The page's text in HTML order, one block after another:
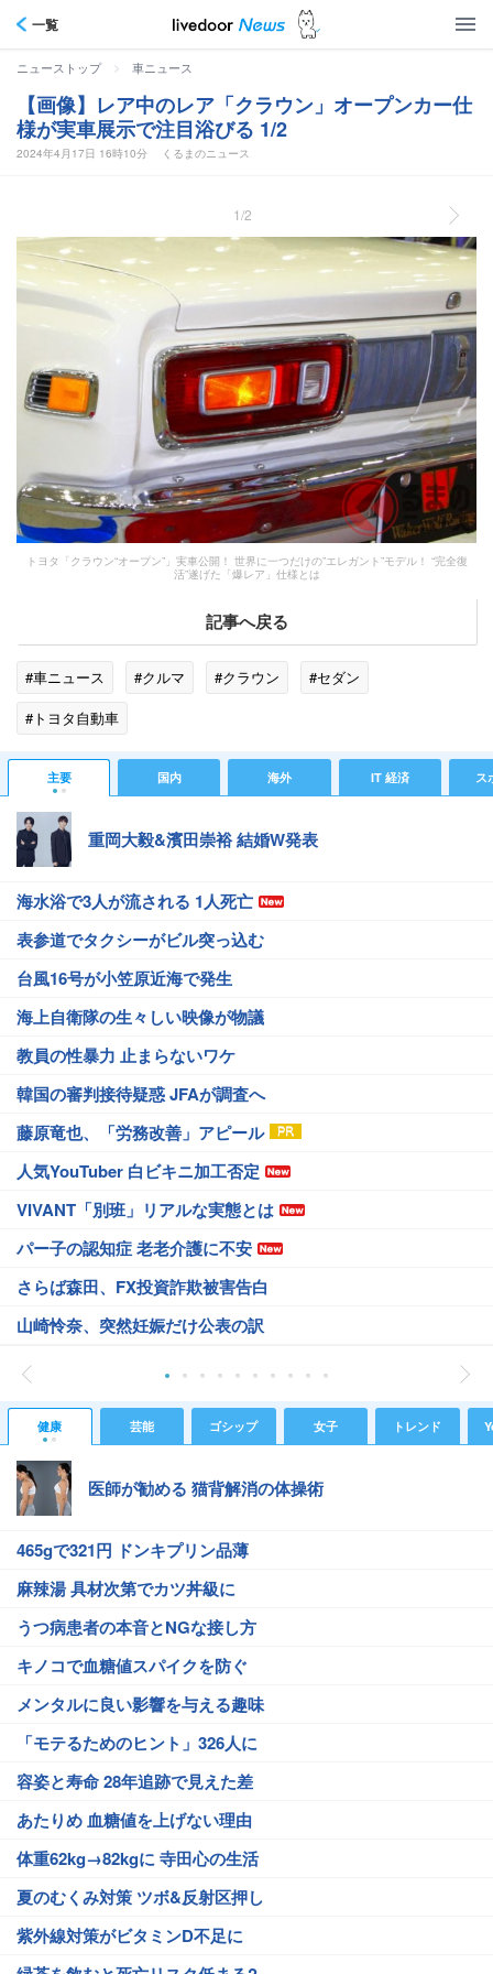
一覧
ニューストップ > 車ニュース
【画像】レア中のレア「クラウン」オープンカー仕
様が実車展示で注目浴びる 1/2
2024年4月17日 16時10分 くるまのニュース
1/2
トヨタ「クラウン“オープン”」実車公開！ 世界に一つだけの”エレガント”モデル！ “完全復
活”遂げた「爆レア」仕様とは
記事へ戻る
#車ニュース #クルマ #クラウン
#セダン
#トヨタ自動車
主要 国内 海外 IT 経済 ス
重岡大毅&濱田崇裕 結婚W発表
海水浴で3人が流される 1人死亡
表参道でタクシーがビル突っ込む
台風16号が小笠原近海で発生
海上自衛隊の生々しい映像が物議
教員の性暴力 止まらないワケ
韓国の審判接待疑惑 JFAが調査へ
藤原竜也、「労務改善」アピール
人気YouTuber 白ビキニ加工否定
VIVANT「別班」リアルな実態とは
パー子の認知症 老老介護に不安
さらば森田、FX投資詐欺被害告白
山崎怜奈、突然妊娠だけ公表の訳
健康 芸能 ゴシップ 女子 トレンド
医師が勧める 猫背解消の体操術
465gで321円 ドンキプリン品薄
麻辣湯 具材次第でカツ丼級に
うつ病患者の本音とNGな接し方
キノコで血糖値スパイクを防ぐ
メンタルに良い影響を与える趣味
「モテるためのヒント」326人に
容姿と寿命 28年追跡で見えた差
あたりめ 血糖値を上げない理由
体重62kg→82kgに 寺田心の生活
夏のむくみ対策 ツボ&反射区押し
紫外線対策がビタミンD不足に